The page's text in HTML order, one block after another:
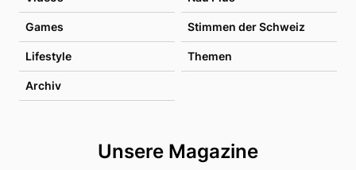
Games Stimmen der Schweiz
Lifestyle Themen
Archiv
Unsere Magazine